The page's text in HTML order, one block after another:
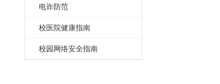
电诈防范
校医院健康指南
校园网络安全指南